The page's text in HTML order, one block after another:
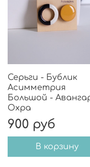
Серьги - Бублик
Асимметрия
Большой -
Охра
900 руб
В корзину